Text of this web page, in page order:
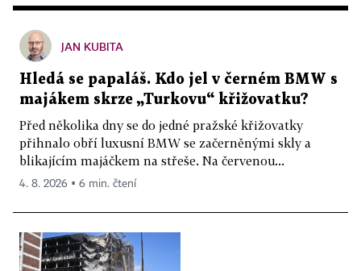
JAN KUBITA
Hledá se papaláš. Kdo jel v černém BMW s
majákem skrze „Turkovu“ křižovatku?
Před několika dny se do jedné pražské křižovatky
přihnalo obří luxusní BMW se začerněnými skly a
blikajícím majáčkem na střeše. Na červenou...
4. 8. 2026 ▪ 6 min. čtení